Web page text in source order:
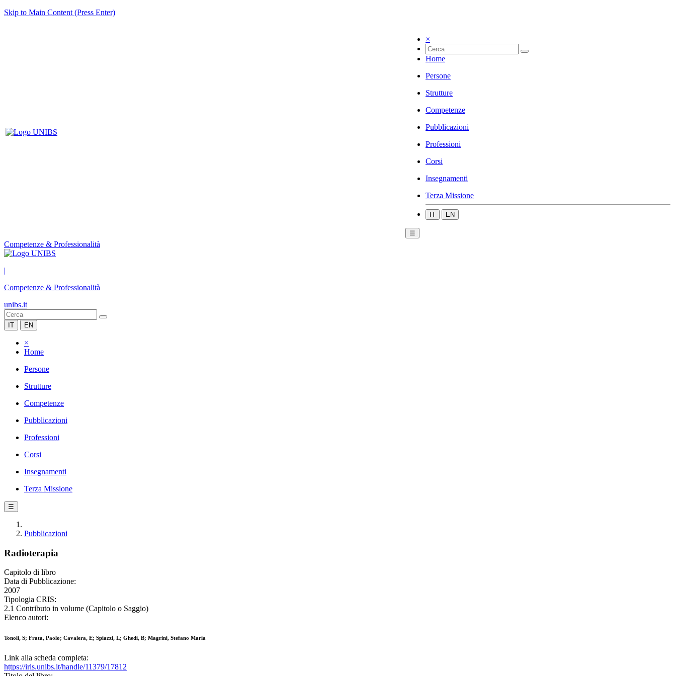
Skip to Main Content (Press Enter)
×
Home
Persone
Strutture
Competenze
Pubblicazioni
Professioni
Corsi
Insegnamenti
Terza Missione
IT EN
☰
Competenze & Professionalità
|
Competenze & Professionalità
unibs.it
IT EN
×
Home
Persone
Strutture
Competenze
Pubblicazioni
Professioni
Corsi
Insegnamenti
Terza Missione
☰
Pubblicazioni
Radioterapia
Capitolo di libro
Data di Pubblicazione:
2007
Tipologia CRIS:
2.1 Contributo in volume (Capitolo o Saggio)
Elenco autori:
Tonoli, S; Frata, Paolo; Cavalera, E; Spiazzi, L; Ghedi, B; Magrini, Stefano Maria
Link alla scheda completa:
https://iris.unibs.it/handle/11379/17812